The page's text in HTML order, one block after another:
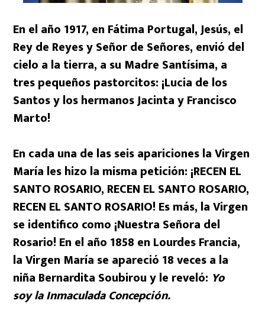
En el año 1917, en Fátima Portugal, Jesús, el
Rey de Reyes y Señor de Señores, envió del
cielo a la tierra, a su Madre Santísima, a
tres pequeños pastorcitos: ¡Lucia de los
Santos y los hermanos Jacinta y Francisco
Marto!
En cada una de las seis apariciones la Virgen
María les hizo la misma petición: ¡RECEN EL
SANTO ROSARIO, RECEN EL SANTO ROSARIO,
RECEN EL SANTO ROSARIO! Es más, la Virgen
se identifico como ¡Nuestra Señora del
Rosario! En el año 1858 en Lourdes Francia,
la Virgen María se apareció 18 veces a la
niña Bernardita Soubirou y le reveló: Yo
soy la Inmaculada Concepción.